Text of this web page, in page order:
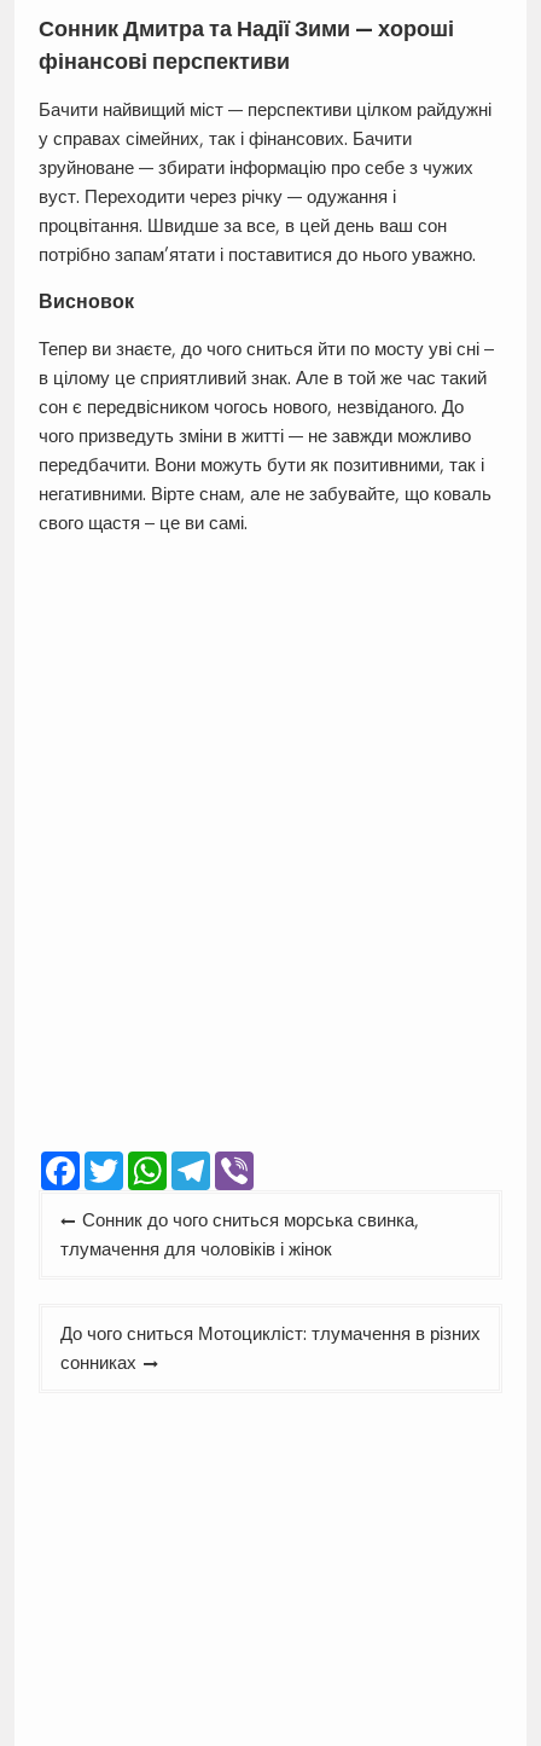
Сонник Дмитра та Надії Зими — хороші
фінансові перспективи
Бачити найвищий міст — перспективи цілком райдужні
у справах сімейних, так і фінансових. Бачити
зруйноване — збирати інформацію про себе з чужих
вуст. Переходити через річку — одужання і
процвітання. Швидше за все, в цей день ваш сон
потрібно запам’ятати і поставитися до нього уважно.
Висновок
Тепер ви знаєте, до чого сниться йти по мосту уві сні –
в цілому це сприятливий знак. Але в той же час такий
сон є передвісником чогось нового, незвіданого. До
чого призведуть зміни в житті — не завжди можливо
передбачити. Вони можуть бути як позитивними, так і
негативними. Вірте снам, але не забувайте, що коваль
свого щастя – це ви самі.
Facebook
TwitterWhatsApp
Telegram
Viber
Навігація
записів
Сонник до чого сниться морська свинка,
тлумачення для чоловіків і жінок
До чого сниться Мотоцикліст: тлумачення в різних
сонниках